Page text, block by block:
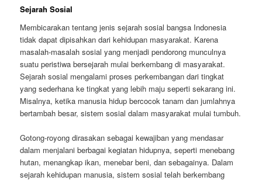
Sejarah Sosial
Membicarakan tentang jenis sejarah sosial bangsa Indonesia
tidak dapat dipisahkan dari kehidupan masyarakat. Karena
masalah-masalah sosial yang menjadi pendorong munculnya
suatu peristiwa bersejarah mulai berkembang di masyarakat.
Sejarah sosial mengalami proses perkembangan dari tingkat
yang sederhana ke tingkat yang lebih maju seperti sekarang ini.
Misalnya, ketika manusia hidup bercocok tanam dan jumlahnya
bertambah besar, sistem sosial dalam masyarakat mulai tumbuh.
Gotong-royong dirasakan sebagai kewajiban yang mendasar
dalam menjalani berbagai kegiatan hidupnya, seperti menebang
hutan, menangkap ikan, menebar beni, dan sebagainya. Dalam
sejarah kehidupan manusia, sistem sosial telah berkembang